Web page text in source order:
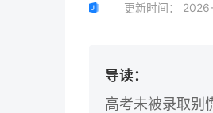
更新时间：
导读：
高考未被录取别